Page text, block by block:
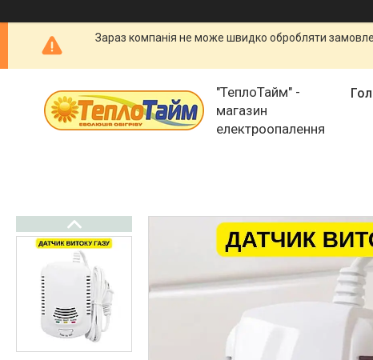
Зараз компанія не може швидко обробляти
"ТеплоТайм" -
магазин
електроопалення